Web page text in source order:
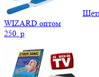
WIZARD оптом
250. p